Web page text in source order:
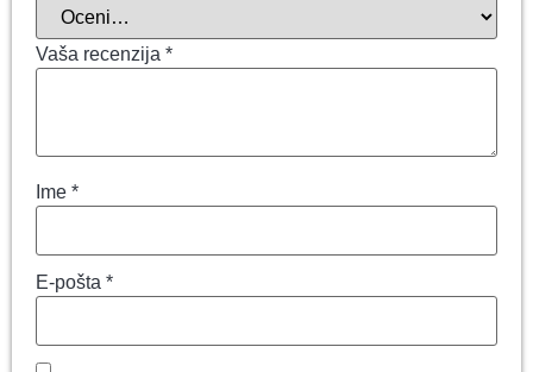
Vaša recenzija *
Ime *
E-pošta *